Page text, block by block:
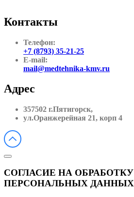
Контакты
Телефон:
+7 (8793) 35-21-25
E-mail:
mail@medtehnika-kmv.ru
Адрес
357502 г.Пятигорск,
ул.Оранжерейная 21, корп 4
СОГЛАСИЕ НА ОБРАБОТКУ
ПЕРСОНАЛЬНЫХ ДАННЫХ